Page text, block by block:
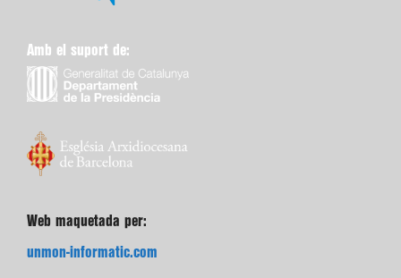
Amb el suport de:
Web maquetada per:
unmon-informatic.com